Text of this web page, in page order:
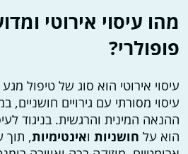
מהו עיסוי אירוטי
פופולרי?
עיסוי אירוטי הוא סוג של טיפול
עיסוי מסורתי עם גירויים
ההנאה המינית והרגשית. בניגוד
הוא על חושניות ואינטימיות, תוך